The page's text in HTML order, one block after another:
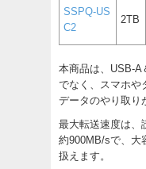
SSPQ-US
C2
2TB
本商品は、USB-A
でなく、スマホや
データのやり取り
最大転送速度は、
約900MB/sで、大
扱えます。